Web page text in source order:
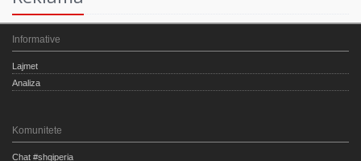
Informative
Lajmet
Analiza
Komunitete
Chat #shqiperia